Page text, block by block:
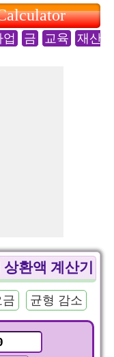
업 금 교육 재산
환액 계산기
금 균형 감소